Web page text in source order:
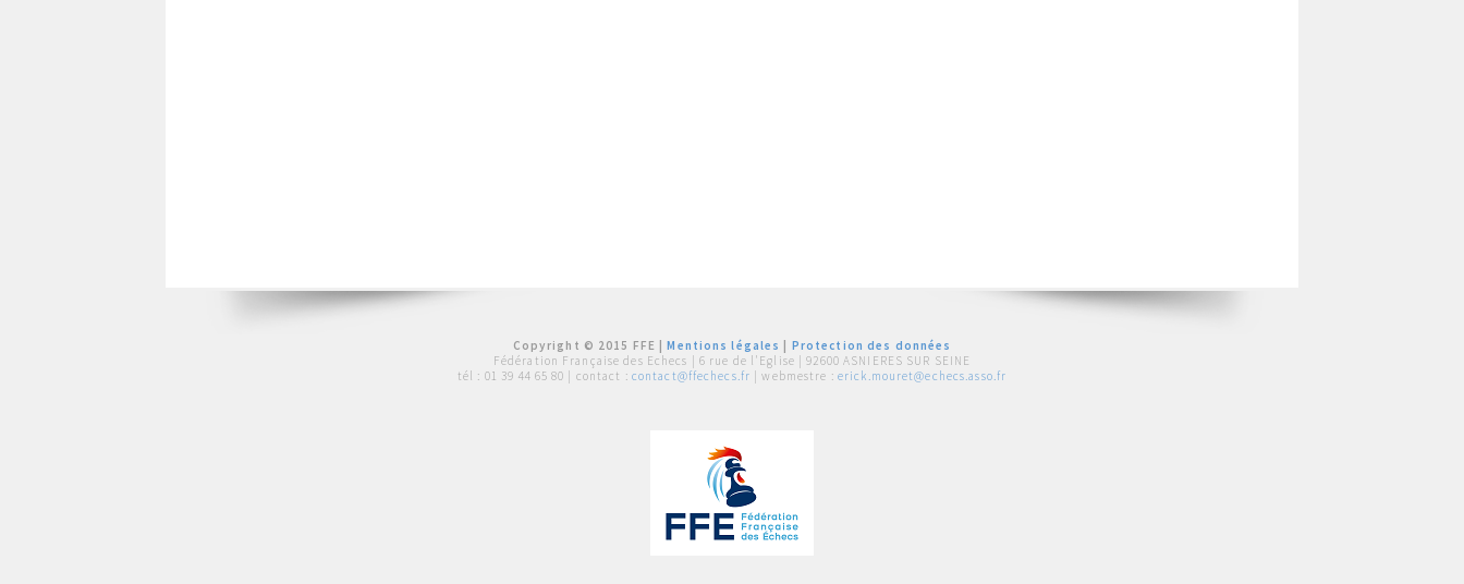
Copyright © 2015 FFE |Mentions légales
Protection des données
Fédération Française des Echecs | 6 rue de l'Eglise | 92600 ASNIERES SUR SEINE
tél : 01 39 44 65 80 | contact : contact@ffechecs.fr | webmestre : erick.mouret@echecs.asso.fr